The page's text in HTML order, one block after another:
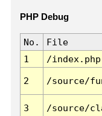
PHP Debug
No. File
1
/index.php
2 /source/
3 /source/